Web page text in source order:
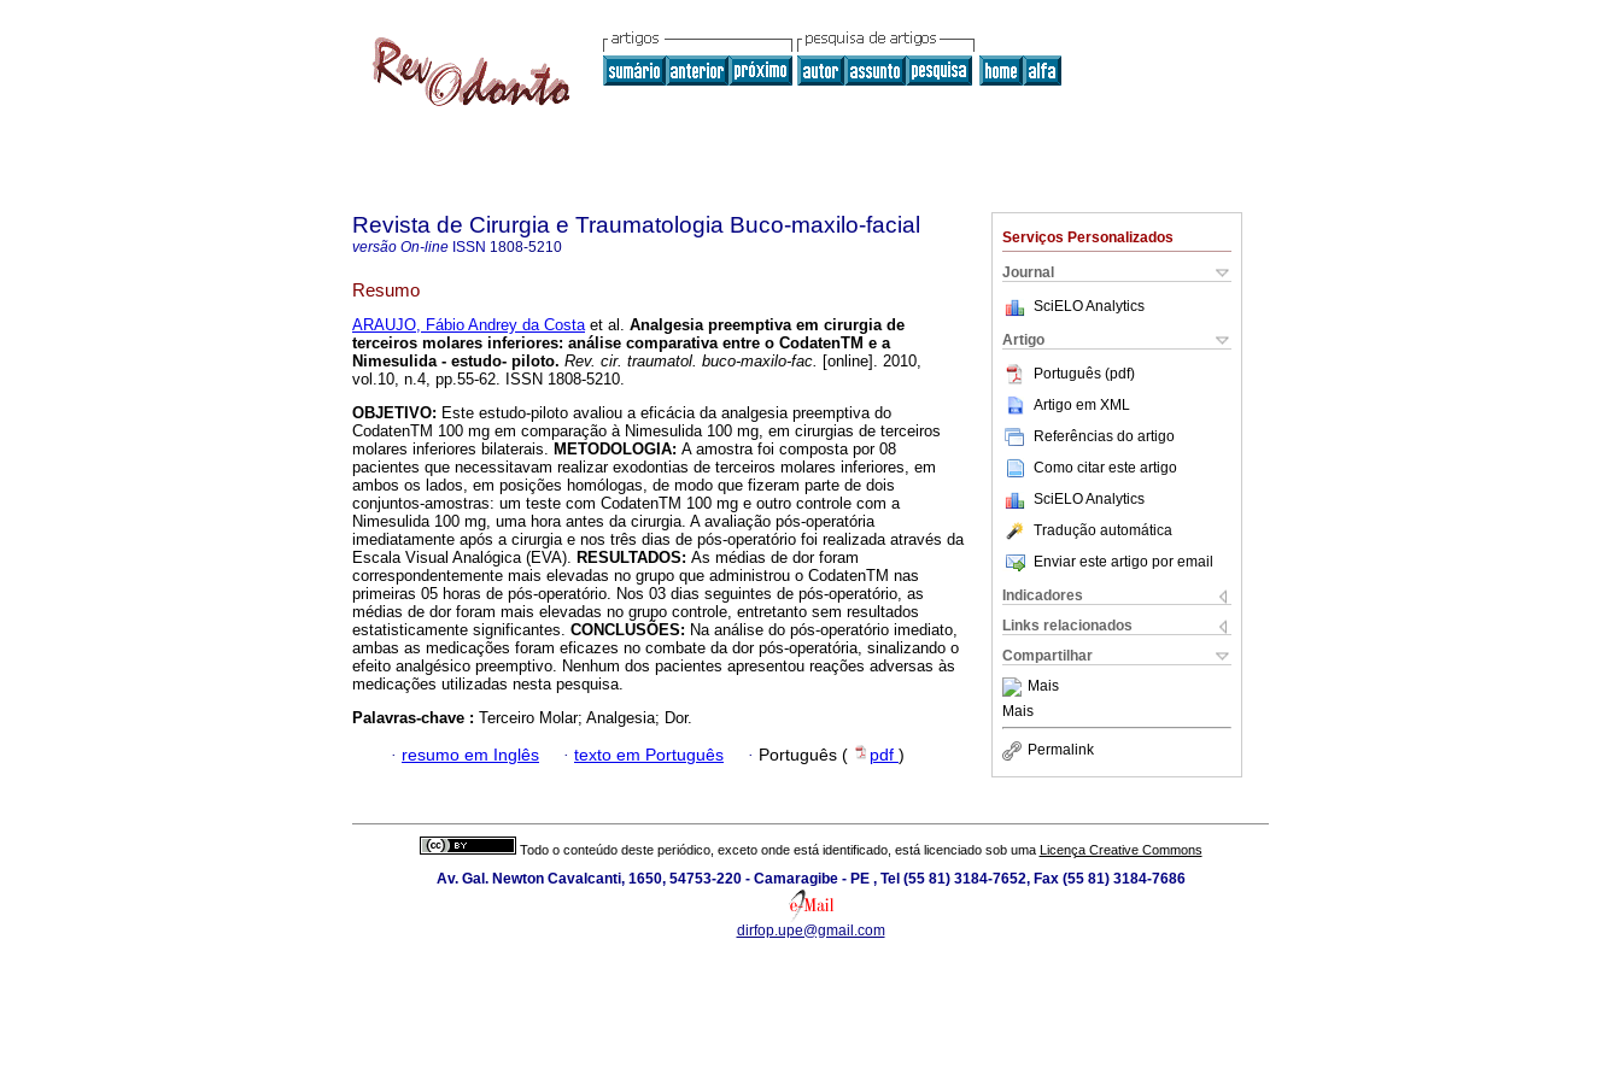
Serviços Personalizados
Journal
SciELO Analytics
Artigo
Português (pdf)
Artigo em XML
Referências do artigo
Como citar este artigo
SciELO Analytics
Tradução automática
Enviar este artigo por email
Indicadores
Links relacionados
Compartilhar
Mais
Mais
Permalink
Revista de Cirurgia e Traumatologia Buco-maxilo-facial
versão On-line ISSN 1808-5210
Resumo
ARAUJO, Fábio Andrey da Costaet al. Analgesia preemptiva em cirurgia de
terceiros molares inferiores: análise comparativa entre o CodatenTM e a
Nimesulida - estudo- piloto. Rev. cir. traumatol. buco-maxilo-fac. [online]. 2010,
vol.10, n.4, pp.55-62. ISSN 1808-5210.
OBJETIVO: Este estudo-piloto avaliou a eficácia da analgesia preemptiva do
CodatenTM 100 mg em comparação à Nimesulida 100 mg, em cirurgias de terceiros
molares inferiores bilaterais. METODOLOGIA: A amostra foi composta por 08
pacientes que necessitavam realizar exodontias de terceiros molares inferiores, em
ambos os lados, em posições homólogas, de modo que fizeram parte de dois
conjuntos-amostras: um teste com CodatenTM 100 mg e outro controle com a
Nimesulida 100 mg, uma hora antes da cirurgia. A avaliação pós-operatória
imediatamente após a cirurgia e nos três dias de pós-operatório foi realizada através da
Escala Visual Analógica (EVA). RESULTADOS: As médias de dor foram
correspondentemente mais elevadas no grupo que administrou o CodatenTM nas
primeiras 05 horas de pós-operatório. Nos 03 dias seguintes de pós-operatório, as
médias de dor foram mais elevadas no grupo controle, entretanto sem resultados
estatisticamente significantes. CONCLUSÕES: Na análise do pós-operatório imediato,
ambas as medicações foram eficazes no combate da dor pós-operatória, sinalizando o
efeito analgésico preemptivo. Nenhum dos pacientes apresentou reações adversas às
medicações utilizadas nesta pesquisa.
Palavras-chave : Terceiro Molar; Analgesia; Dor.
· resumo em Inglês · texto em Português · Português ( pdf )
Todo o conteúdo deste periódico, exceto onde está identificado, está licenciado sob uma Licença Creative Commons
Av. Gal. Newton Cavalcanti, 1650, 54753-220 - Camaragibe - PE , Tel (55 81) 3184-7652, Fax (55 81) 3184-7686
dirfop.upe@gmail.com